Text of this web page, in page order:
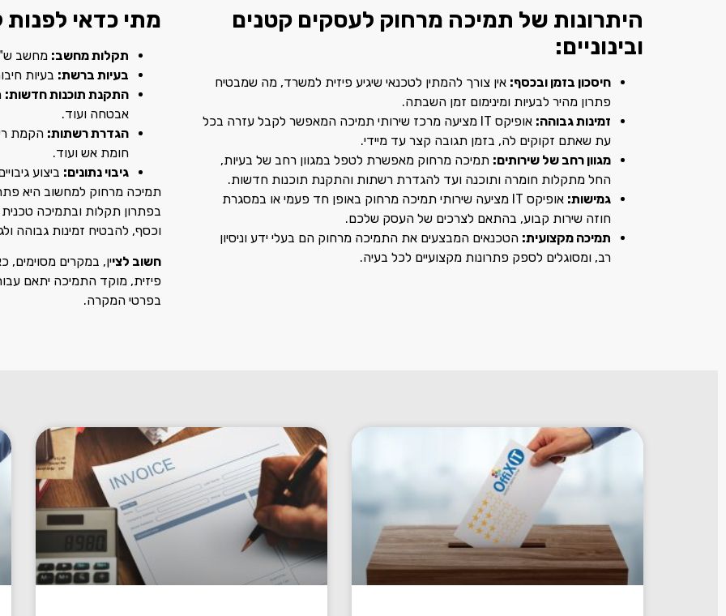
היתרונות של תמיכה מרחוק לעסקים קטנים
ובינוניים:
חיסכון בזמן ובכסף: אין צורך להמתין לטכנאי שיגיע פיזית למשרד, מה שמבטיח
פתרון מהיר לבעיות ומינימום זמן השבתה.
זמינות גבוהה: אופיקס IT מציעה מרכז שירותי תמיכה המאפשר לקבל עזרה בכל
עת שאתם זקוקים לה, בזמן תגובה קצר עד מיידי.
מגוון רחב של שירותים: תמיכה מרחוק מאפשרת לטפל במגוון רחב של בעיות,
החל מתקלות חומרה ותוכנה ועד להגדרת רשתות והתקנת תוכנות חדשות.
גמישות: אופיקס IT מציעה שירותי תמיכה מרחוק באופן חד פעמי או במסגרת
חוזה שירות קבוע, בהתאם לצרכים של העסק שלכם.
תמיכה מקצועית: הטכנאים המבצעים את התמיכה מרחוק הם בעלי ידע וניסיון
רב, ומסוגלים לספק פתרונות מקצועיים לכל בעיה.
מתי כדאי
תקלות מחשב: מחשב
בעיות ברשת: בעיות
התקנת תוכנות חדשות:
אבטחה ועוד.
הגדרת רשתות: הקמת
חומת אש ועוד.
גיבוי נתונים: ביצוע
תמיכה מרחוק למחשוב היא פתרון
בפתרון תקלות ובתמיכה
וכסף, להבטיח זמינות גבוהה
חשוב לציין, במקרים מסוימים,
פיזית, מוקד התמיכה יתאם
בפרטי המקרה.